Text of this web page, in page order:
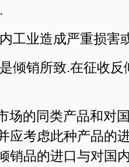
业造成严重损害
销所致.在征收反
的同类产品和对国
应考虑此种产品的
销品的进口与对国